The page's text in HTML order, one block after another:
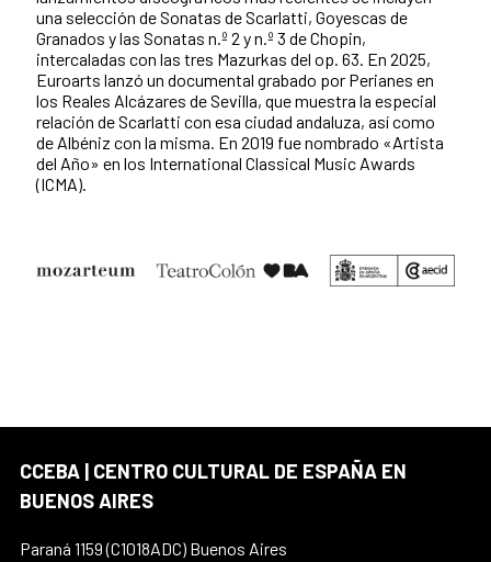
una selección de Sonatas de Scarlatti, Goyescas de
Granados y las Sonatas n.º 2 y n.º 3 de Chopin,
intercaladas con las tres Mazurkas del op. 63. En 2025,
Euroarts lanzó un documental grabado por Perianes en
los Reales Alcázares de Sevilla, que muestra la especial
relación de Scarlatti con esa ciudad andaluza, así como
de Albéniz con la misma. En 2019 fue nombrado «Artista
del Año» en los International Classical Music Awards
(ICMA).
CCEBA | CENTRO CULTURAL DE ESPAÑA EN
BUENOS AIRES
Paraná 1159 (C1018ADC) Buenos Aires